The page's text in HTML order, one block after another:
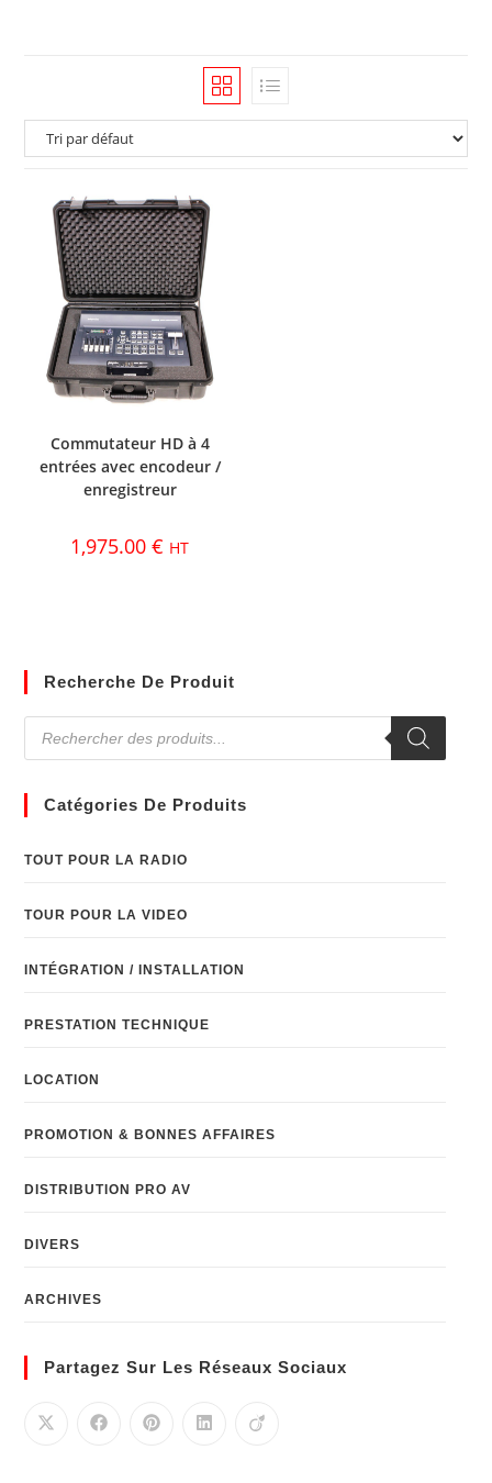
Commutateur HD à 4
entrées avec encodeur /
enregistreur
1,975.00€ HT
Recherche De Produit
Catégories De Produits
TOUT POUR LA RADIO
TOUR POUR LA VIDEO
INTÉGRATION / INSTALLATION
PRESTATION TECHNIQUE
LOCATION
PROMOTION & BONNES AFFAIRES
DISTRIBUTION PRO AV
DIVERS
ARCHIVES
Partagez Sur Les Réseaux Sociaux